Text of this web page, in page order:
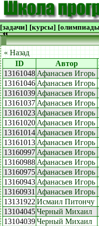
[задачи] [курсы]
« Назад
ID Автор
13161048 Афанасьев Игорь
13161046 Афанасьев Игорь
13161039 Афанасьев Игорь
13161037 Афанасьев Игорь
13161023 Афанасьев Игорь
13161020 Афанасьев Игорь
13161014 Афанасьев Игорь
13161013 Афанасьев Игорь
13160997 Афанасьев Игорь
13160988 Афанасьев Игорь
13160975 Афанасьев Игорь
13160943 Афанасьев Игорь
13160931 Афанасьев Игорь
13131922 Исмаил Питончу
13104045 Черный Михаил
13104039 Черный Михаил